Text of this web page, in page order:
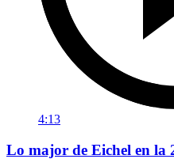
4:13
Lo major de Eichel en la